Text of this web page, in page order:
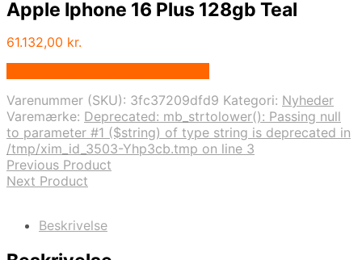
Apple Iphone 16 Plus 128gb Teal
61.132,00 kr.
Varenummer (SKU): 3fc37209dfd9 Kategori: Nyheder
Varemærke: Deprecated: mb_strtolower(): Passing null
to parameter #1 ($string) of type string is deprecated in
/tmp/xim_id_3503-Yhp3cb.tmp on line 3
Previous Product
Next Product
Beskrivelse